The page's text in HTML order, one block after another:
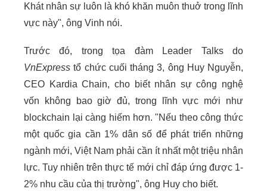
Khát nhân sự luôn là khó khăn muôn thuở trong lĩnh
vực này", ông Vinh nói.
Trước đó, trong tọa đàm Leader Talks do
VnExpress tổ chức cuối tháng 3, ông Huy Nguyễn,
CEO Kardia Chain, cho biếtnhân sự công nghệ
vốn không bao giờ đủ, trong lĩnh vực mới như
blockchain lại càng hiếm hơn. "Nếu theo công thức
một quốc gia cần 1% dân số để phát triển những
ngành mới, Việt Nam phải cần ít nhất một triệu nhân
lực. Tuy nhiên trên thực tế mới chỉ đáp ứng được 1-
2% nhu cầu của thị trường", ông Huy cho biết.